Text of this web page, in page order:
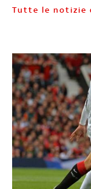
Tutte le notizie